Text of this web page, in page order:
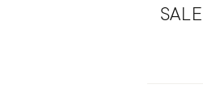
SALE